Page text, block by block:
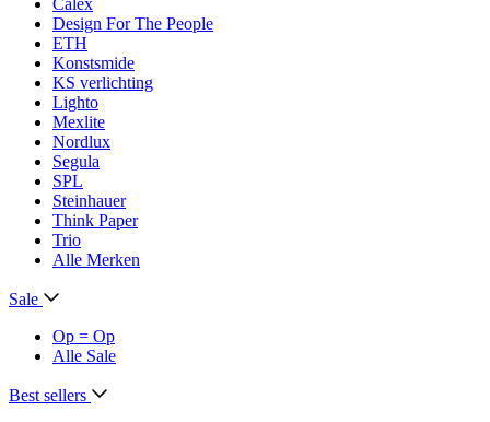
Calex
Design For The People
ETH
Konstsmide
KS verlichting
Lighto
Mexlite
Nordlux
Segula
SPL
Steinhauer
Think Paper
Trio
Alle Merken
Sale
Op = Op
Alle Sale
Best sellers